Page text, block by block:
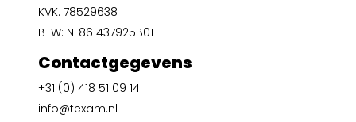
KVK: 78529638
BTW: NL861437925B01
Contactgegevens
+31 (0) 418 51 09 14
info@texam.nl